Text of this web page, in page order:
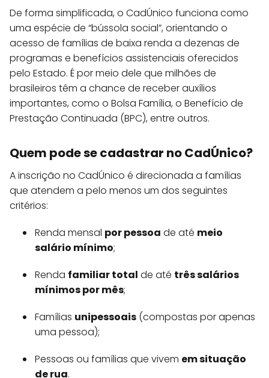
De forma simplificada, o CadÚnico funciona como
uma espécie de “bússola social”, orientando o
acesso de famílias de baixa renda a dezenas de
programas e benefícios assistenciais oferecidos
pelo Estado. É por meio dele que milhões de
brasileiros têm a chance de receber auxílios
importantes, como o Bolsa Família, o Benefício de
Prestação Continuada (BPC), entre outros.
Quem pode se cadastrar no CadÚnico?
A inscrição no CadÚnico é direcionada a famílias
que atendem a pelo menos um dos seguintes
critérios:
Renda mensal por pessoa de até meio
salário mínimo;
Renda familiar total de até três salários
mínimos por mês;
Famílias unipessoais (compostas por apenas
uma pessoa);
Pessoas ou famílias que vivem em situação
de rua.